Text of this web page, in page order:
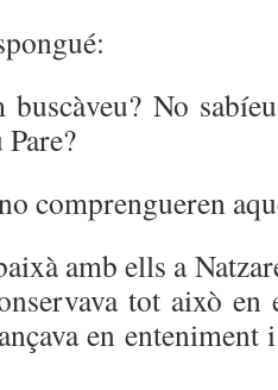
buscàveu? No
comprengueren
amb ells a
tot això en
en